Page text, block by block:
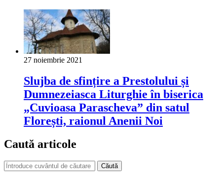
27 noiembrie 2021
Slujba de sfințire a Prestolului și
Dumnezeiasca Liturghie în biserica
„Cuvioasa Parascheva” din satul
Florești, raionul Anenii Noi
Caută articole
Căută